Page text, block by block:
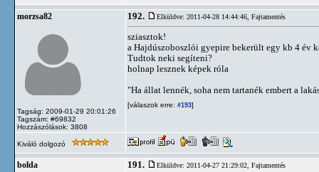
morzsa82
Tagság: 2009-01-29 20:01:26
Tagszám: #69832
Hozzászólások: 3808
192. Elküldve: 2011-04-28 14:44:46, Fajtamentés
sziasztok!
a Hajdúszoboszlói gyepire bekerült egy kb 4 év
Tudtok neki segíteni?
holnap lesznek képek róla
"Ha állat lennék, soha nem tartanék embert a
[válaszok erre: #193]
Kiváló dolgozó
bolda 191. Elküldve: 2011-04-27 21:29:02, Fajtamentés